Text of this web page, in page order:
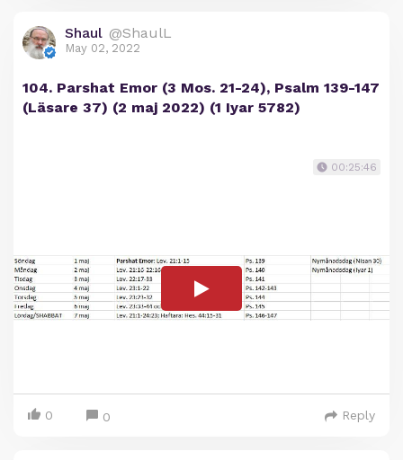
Shaul @ShaulL
May 02, 2022
104. Parshat Emor (3 Mos. 21-24), Psalm 139-147
(Läsare 37) (2 maj 2022) (1 Iyar 5782)
00:25:46
0 0 Reply